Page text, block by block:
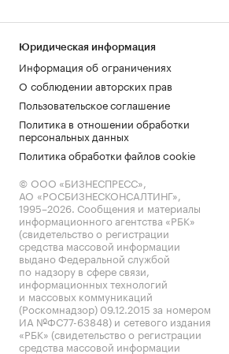
Юридическая информация
Информация об ограничениях
О соблюдении авторских прав
Пользовательское соглашение
Политика в отношении обработки
персональных данных
Политика обработки файлов cookie
© ООО «БИЗНЕСПРЕСС»,
АО «РОСБИЗНЕСКОНСАЛТИНГ»,
1995–2026. Сообщения и материалы
информационного агентства «РБК»
(свидетельство о регистрации
средства массовой информации
выдано Федеральной службой
по надзору в сфере связи,
информационных технологий
и массовых коммуникаций
(Роскомнадзор) 09.12.2015 за номером
ИА №ФС77-63848) и сетевого издания
«РБК» (свидетельство о регистрации
средства массовой информации